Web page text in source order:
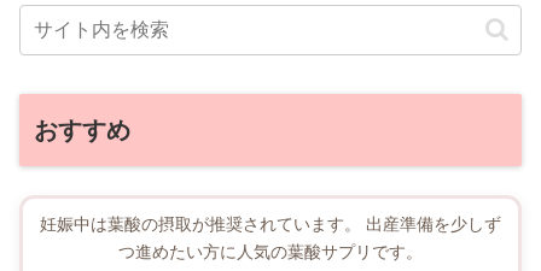
おすすめ
妊娠中は葉酸の摂取が推奨されています。 出産準備を少しず
つ進めたい方に人気の葉酸サプリです。